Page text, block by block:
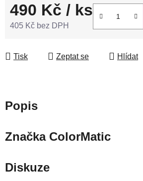
490 Kč / ks
405 Kč bez DPH
Tisk Zeptat se Hlídat
Popis
ZnačkaColorMatic
Diskuze